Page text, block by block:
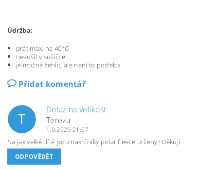
Údržba:
prát max. na 40°C
nesušit v sušičce
je možné žehlit, ale není to potřeba
Přidat komentář
T
Dotaz na velikost
Tereza
1.9.2025 21:07
Na jak velké dítě jsou nakrčníky polar fleece určeny? Děkuji
ODPOVĚDĚT